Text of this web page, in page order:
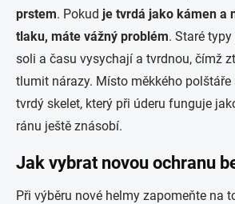
prstem. Pokud je tvrdá jako kámen a
tlaku, máte vážný problém. Staré
soli a času vysychají a tvrdnou, čímž
tlumit nárazy. Místo měkkého polštáře
tvrdý skelet, který při úderu funguje
ránu ještě znásobí.
Jak vybrat novou ochranu
Při výběru nové helmy zapomeňte na